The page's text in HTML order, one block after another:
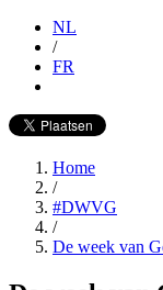
NL
/
FR
Home
/
#DWVG
/
De week van